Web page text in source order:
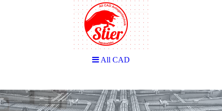
All CAD